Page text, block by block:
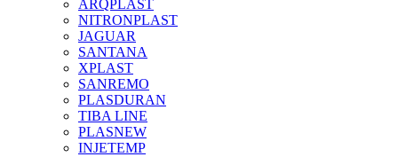
ARQPLAST
NITRONPLAST
JAGUAR
SANTANA
XPLAST
SANREMO
PLASDURAN
TIBA LINE
PLASNEW
INJETEMP